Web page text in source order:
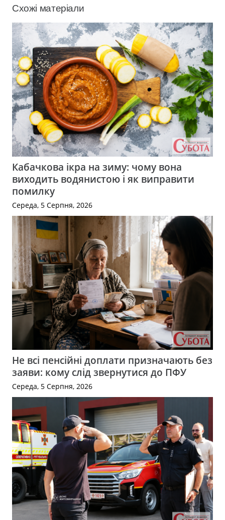
Схожі матеріали
Кабачкова ікра на зиму: чому вона
виходить водянистою і як виправити
помилку
Середа, 5 Серпня, 2026
Не всі пенсійні доплати призначають без
заяви: кому слід звернутися до ПФУ
Середа, 5 Серпня, 2026